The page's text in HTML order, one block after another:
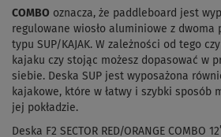
COMBO oznacza, że paddleboard jest
regulowane wiosło aluminiowe z
typu SUP/KAJAK. W zależności od tego
kajaku czy stojąc możesz dopasować w
siebie. Deska SUP jest wyposażona
kajakowe, które w łatwy i szybki sposób
jej pokładzie.
Deska F2 SECTOR RED/ORANGE COMBO